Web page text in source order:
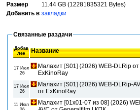
Размер
11.44 GB (12281835321 Bytes)
Добавить в закладки
Связанные раздачи
Добав
лен
Название
17 Июл
26
Малахит [S01] (2026) WEB-DLRip от
ExKinoRay
17 Июл
26
Малахит [S01] (2026) WEB-DLRip-
от ExKinoRay
11 Июл
Малахит [01x01-07 из 08] (2026)